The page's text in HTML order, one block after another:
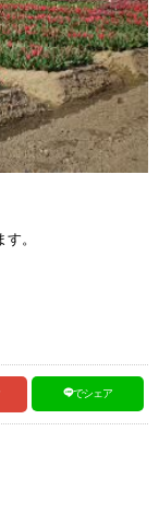
。
でシェア